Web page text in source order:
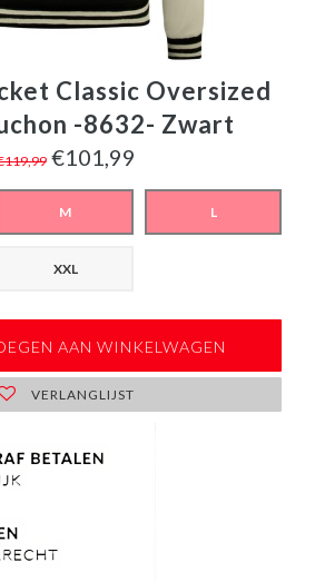
Classic Oversized
-8632- Zwart
€101,99
M L
XXL
AAN WINKELWAGEN
VERLANGLIJST